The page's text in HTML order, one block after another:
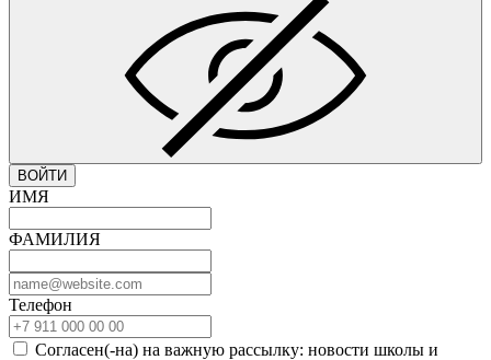
ВОЙТИ
ИМЯ
ФАМИЛИЯ
Телефон
Согласен(-на) на важную рассылку: новости школы и